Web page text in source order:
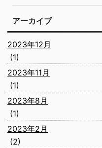
アーカイブ
2023年12月
(1)
2023年11月
(1)
2023年8月
(1)
2023年2月
(2)